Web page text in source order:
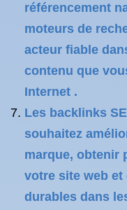
référencement
moteurs de
acteur fiable
contenu que
Internet .
Les backlinks
souhaitez
marque, obtenir
votre site web
durables dans